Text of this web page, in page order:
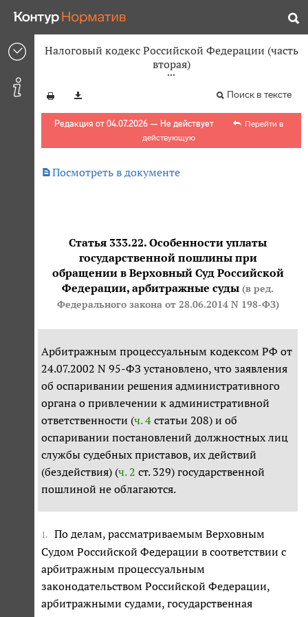
Налоговый кодекс Российской Федерации (часть
вторая)
Поиск в тексте
Редакция от 04.07.2026 — Не действует
Перейти в
действующую
Посмотреть в документе
Статья 333.22. Особенности уплаты
государственной пошлины при
обращении в Верховный Суд Российской
Федерации, арбитражные суды (в ред.
Федерального закона от 28.06.2014 N 198-ФЗ)
Арбитражным процессуальным кодексом РФ от
24.07.2002 N 95-ФЗ установлено, что заявления
об оспаривании решения административного
органа о привлечении к административной
ответственности (ч. 4 статьи 208) и об
оспаривании постановлений должностных лиц
службы судебных приставов, их действий
(бездействия) (ч. 2 ст. 329) государственной
пошлиной не облагаются.
1.
По делам, рассматриваемым Верховным
Судом Российской Федерации в соответствии с
арбитражным процессуальным
законодательством Российской Федерации,
арбитражными судами, государственная